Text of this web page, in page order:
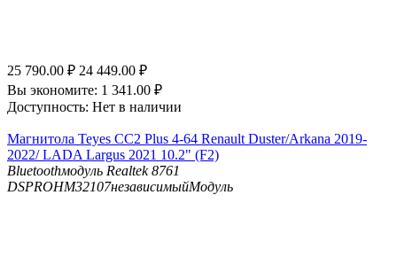
25 790.00 ₽ 24 449.00 ₽
Вы экономите: 1 341.00 ₽
Доступность: Нет в наличии
Магнитола Teyes CC2 Plus 4-64 Renault Duster/Arkana 2019-
2022/ LADA Largus 2021 10.2" (F2)
Bluetoothмодуль Realtek 8761
DSPROHM32107независимыйМодуль